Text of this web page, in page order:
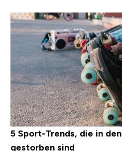
5 Sport-Trends, die in
gestorben sind